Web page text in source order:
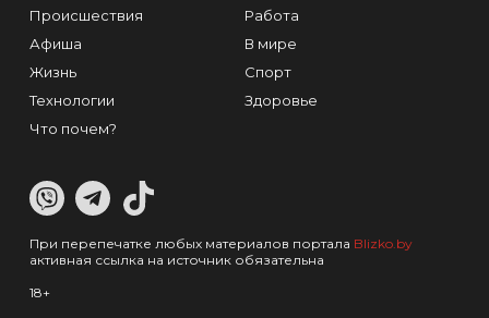
Происшествия
Афиша
Жизнь
Технологии
Что почем?
Работа
В мире
Спорт
Здоровье
При перепечатке любых материалов портала Blizko.by
активная ссылка на источник обязательна
18+